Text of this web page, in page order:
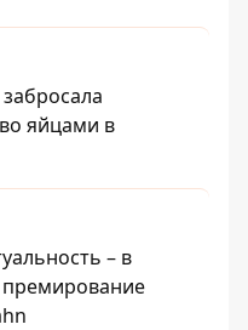
яйцами в
– в